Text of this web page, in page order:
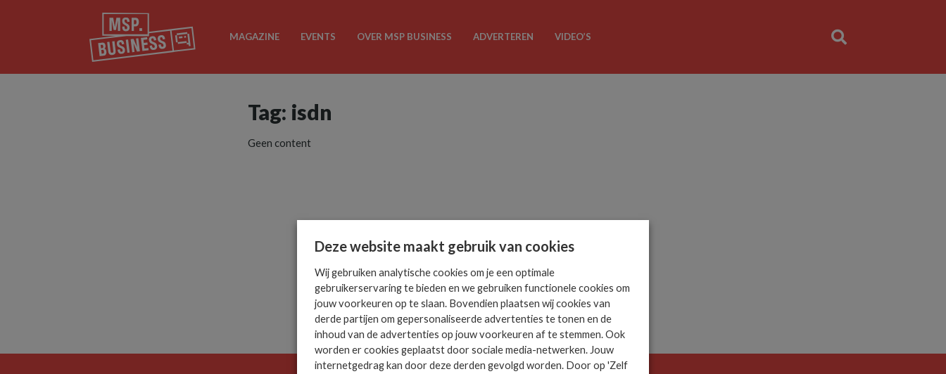
MAGAZINE EVENTS OVER MSP BUSINESS ADVERTEREN VIDEO’S
Tag: isdn
Geen content
Deze website maakt gebruik van cookies
Wij gebruiken analytische cookies om je een optimale
gebruikerservaring te bieden en we gebruiken functionele cookies om
jouw voorkeuren op te slaan. Bovendien plaatsen wij cookies van
derde partijen om gepersonaliseerde advertenties te tonen en de
inhoud van de advertenties op jouw voorkeuren af te stemmen. Ook
worden er cookies geplaatst door sociale media-netwerken. Jouw
internetgedrag kan door deze derden gevolgd worden. Door op 'Zelf